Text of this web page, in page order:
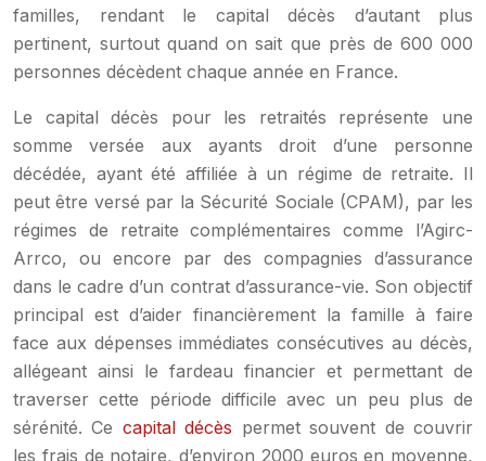
familles, rendant le capital décès d’autant plus
pertinent, surtout quand on sait que près de 600 000
personnes décèdent chaque année en France.
Le capital décès pour les retraités représente une
somme versée aux ayants droit d’une personne
décédée, ayant été affiliée à un régime de retraite. Il
peut être versé par la Sécurité Sociale (CPAM), par les
régimes de retraite complémentaires comme l’Agirc-
Arrco, ou encore par des compagnies d’assurance
dans le cadre d’un contrat d’assurance-vie. Son objectif
principal est d’aider financièrement la famille à faire
face aux dépenses immédiates consécutives au décès,
allégeant ainsi le fardeau financier et permettant de
traverser cette période difficile avec un peu plus de
sérénité. Ce capital décès permet souvent de couvrir
les frais de notaire, d’environ 2000 euros en moyenne,